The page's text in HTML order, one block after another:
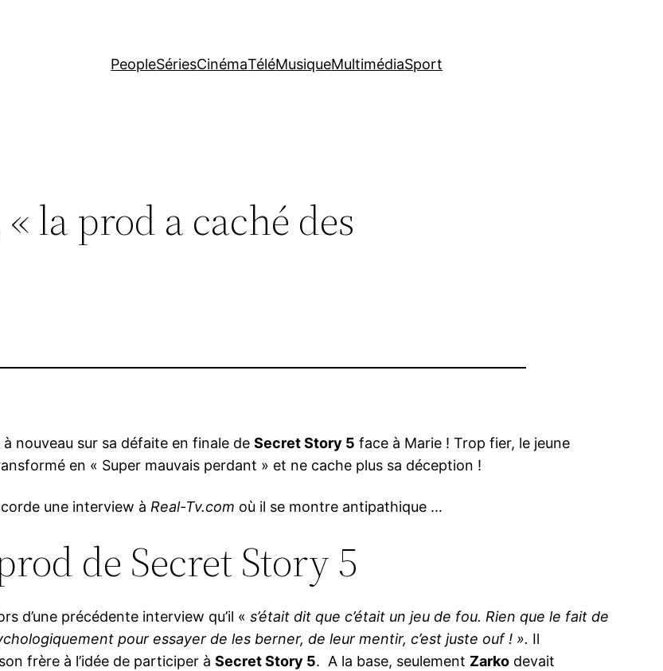
PeopleSériesCinémaTéléMusiqueMultimédiaSport
la prod a caché des
nouveau sur sa défaite en finale deSecret Story 5 face à Marie ! Trop fier, le jeune
en « Super mauvais perdant » et ne cache plus sa déception !
une interview à Real-Tv.com où il se montre antipathique …
de Secret Story 5
d’une précédente interview qu’il «s’était dit que c’était un jeu de fou. Rien que le fait de
pour essayer de les berner, de leur mentir, c’est juste ouf ! ». Il
frère à l’idée de participer àSecret Story 5. A la base, seulement Zarko devait